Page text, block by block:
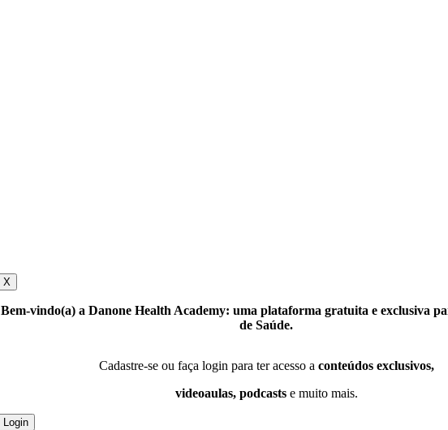
X
Bem-vindo(a) a Danone Health Academy: uma plataforma gratuita e exclusiva
de Saúde.
Cadastre-se ou faça login para ter acesso a conteúdos exclusivos,
videoaulas, podcastse muito mais.
Login